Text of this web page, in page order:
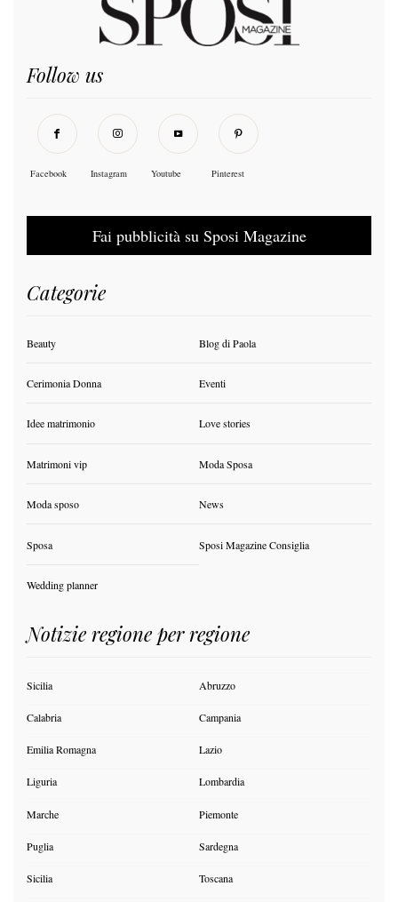
Follow us
Facebook Instagram Youtube Pinterest
Fai pubblicità su Sposi Magazine
Categorie
Beauty Blog di Paola
Cerimonia Donna Eventi
Idee matrimonio Love stories
Matrimoni vip Moda Sposa
Moda sposo News
Sposa Sposi Magazine Consiglia
Wedding planner
Notizie regione per regione
Sicilia Abruzzo
Calabria Campania
Emilia Romagna Lazio
Liguria Lombardia
Marche Piemonte
Puglia Sardegna
Sicilia Toscana